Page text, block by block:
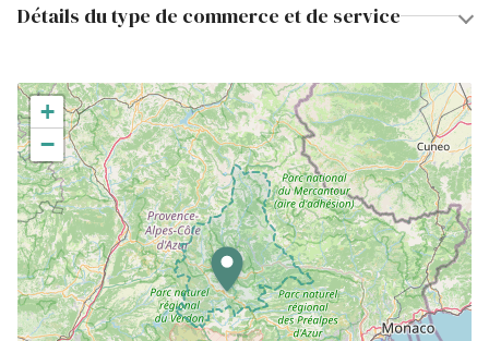
Détails du type de commerce et de service
+
−